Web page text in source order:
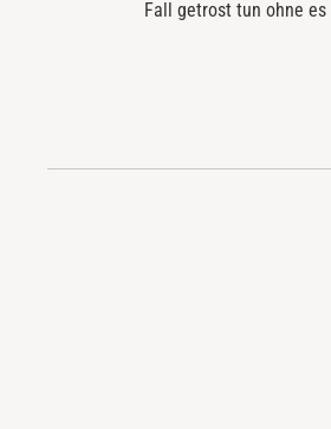
Fall getrost tun ohne